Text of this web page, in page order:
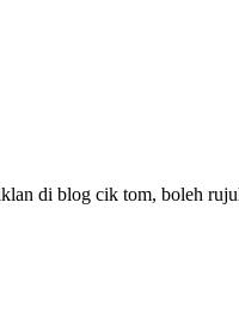
di blog cik tom, boleh